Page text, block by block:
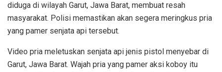
diduga di wilayah Garut, Jawa Barat, membuat resah
masyarakat. Polisi memastikan akan segera meringkus pria
yang pamer senjata api tersebut.
Video pria meletuskan senjata api jenis pistol menyebar di
Garut, Jawa Barat. Wajah pria yang pamer aksi koboy itu